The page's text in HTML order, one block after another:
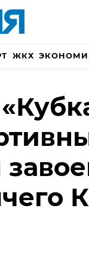
ЖКХ